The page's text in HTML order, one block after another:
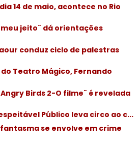
14 de maio, acontece no Rio
meu jeito¨ dá orientações
conduz ciclo de palestras
Teatro Mágico, Fernando
Birds 2-O filme¨ é revelada
Público leva circo ao c...
se envolve em crime